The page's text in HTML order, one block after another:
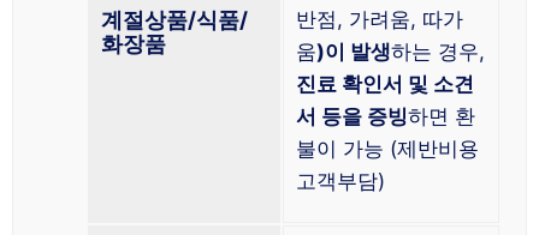
계절상품/식품/
화장품
반점, 가려움, 따가
움)이 발생하는 경우,
진료 확인서 및 소견
서 등을 증빙하면 환
불이 가능 (제반비용
고객부담)